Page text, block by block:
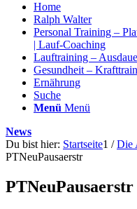
Home
Ralph Walter
Personal Training –
| Lauf-Coaching
Lauftraining –
Gesundheit –
Ernährung
Suche
Menü Menü
News
Du bist hier: Startseite1 / Die
PTNeuPausaerstr
PTNeuPausaerstr